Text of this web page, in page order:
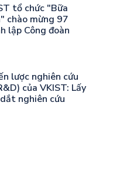
tổ chức "Bữa
chào mừng 97
lập Công đoàn
lược nghiên cứu
của VKIST: Lấy
nghiên cứu